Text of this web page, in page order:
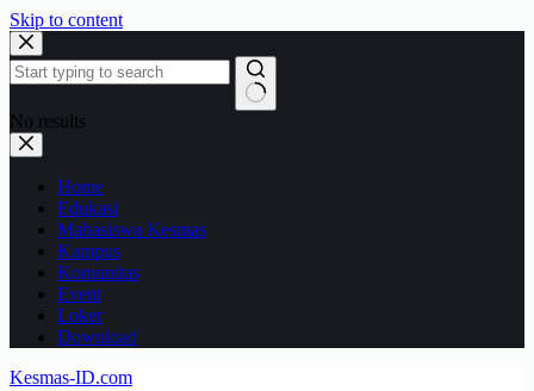
Skip to content
No results
Home
Edukasi
Mahasiswa Kesmas
Kampus
Komunitas
Event
Loker
Download
Kesmas-ID.com